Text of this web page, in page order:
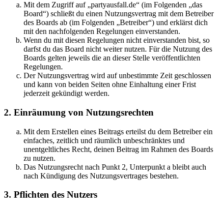
Mit dem Zugriff auf „partyausfall.de“ (im Folgenden „das
Board“) schließt du einen Nutzungsvertrag mit dem Betreiber
des Boards ab (im Folgenden „Betreiber“) und erklärst dich
mit den nachfolgenden Regelungen einverstanden.
Wenn du mit diesen Regelungen nicht einverstanden bist, so
darfst du das Board nicht weiter nutzen. Für die Nutzung des
Boards gelten jeweils die an dieser Stelle veröffentlichten
Regelungen.
Der Nutzungsvertrag wird auf unbestimmte Zeit geschlossen
und kann von beiden Seiten ohne Einhaltung einer Frist
jederzeit gekündigt werden.
2. Einräumung von Nutzungsrechten
Mit dem Erstellen eines Beitrags erteilst du dem Betreiber ein
einfaches, zeitlich und räumlich unbeschränktes und
unentgeltliches Recht, deinen Beitrag im Rahmen des Boards
zu nutzen.
Das Nutzungsrecht nach Punkt 2, Unterpunkt a bleibt auch
nach Kündigung des Nutzungsvertrages bestehen.
3. Pflichten des Nutzers